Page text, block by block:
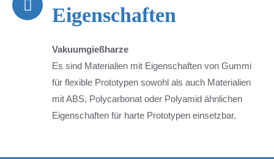
Eigenschaften
Vakuumgießharze
Es sind Materialien mit Eigenschaften von Gummi
für flexible Prototypen sowohl als auch Materialien
mit ABS, Polycarbonat oder Polyamid ähnlichen
Eigenschaften für harte Prototypen einsetzbar.